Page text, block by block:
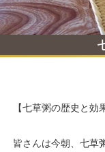
【七草粥の歴史と効
皆さんは今朝、七草